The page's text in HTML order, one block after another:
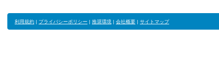
利用規約 | プライバシーポリシー | 推奨環境 | 会社概要 | サイトマップ